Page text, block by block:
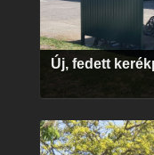
Új, fedett